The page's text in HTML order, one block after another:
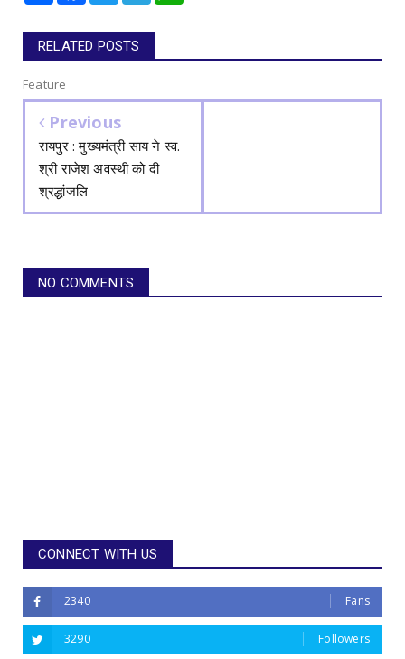
RELATED POSTS
Feature
Previous
रायपुर : मुख्यमंत्री साय ने स्व.
श्री राजेश अवस्थी को दी
श्रद्धांजलि
NO COMMENTS
CONNECT WITH US
2340 Fans
3290 Followers